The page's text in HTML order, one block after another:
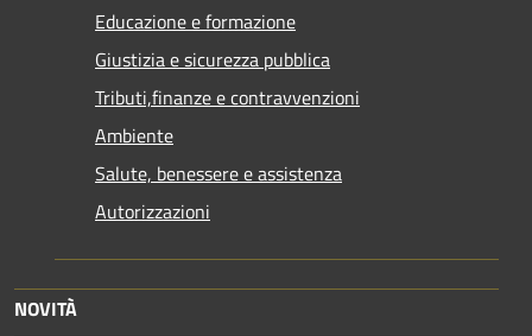
Educazione e formazione
Giustizia e sicurezza pubblica
Tributi,finanze e contravvenzioni
Ambiente
Salute, benessere e assistenza
Autorizzazioni
NOVITÀ